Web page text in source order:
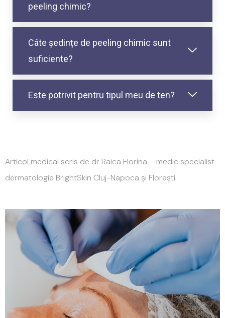
peeling chimic?
Câte ședințe de peeling chimic sunt
suficiente?
Este potrivit pentru tipul meu de ten?
Articol medical scris de dr Raica Florina – medic specialist
dermatologie BrightSkin Cluj-Napoca și Florești